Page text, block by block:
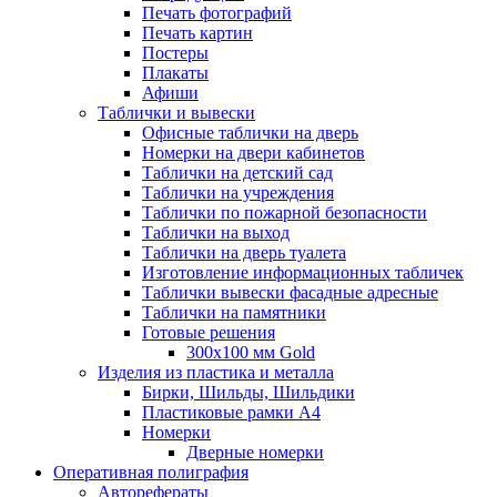
Печать фотографий
Печать картин
Постеры
Плакаты
Афиши
Таблички и вывески
Офисные таблички на дверь
Номерки на двери кабинетов
Таблички на детский сад
Таблички на учреждения
Таблички по пожарной безопасности
Таблички на выход
Таблички на дверь туалета
Изготовление информационных табличек
Таблички вывески фасадные адресные
Таблички на памятники
Готовые решения
300x100 мм Gold
Изделия из пластика и металла
Бирки, Шильды, Шильдики
Пластиковые рамки А4
Номерки
Дверные номерки
Оперативная полиграфия
Авторефераты